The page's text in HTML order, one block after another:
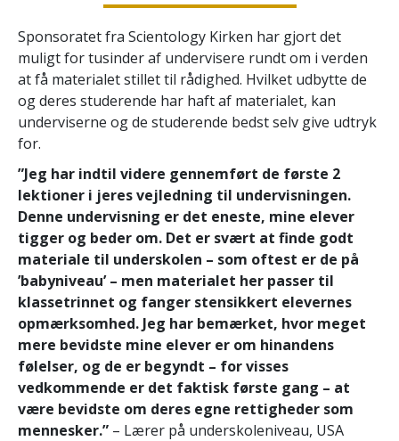
Sponsoratet fra Scientology Kirken har gjort det
muligt for tusinder af undervisere rundt om i verden
at få materialet stillet til rådighed. Hvilket udbytte de
og deres studerende har haft af materialet, kan
underviserne og de studerende bedst selv give udtryk
for.
”Jeg har indtil videre gennemført de første 2
lektioner i jeres vejledning til undervisningen.
Denne undervisning er det eneste, mine elever
tigger og beder om. Det er svært at finde godt
materiale til underskolen – som oftest er de på
’babyniveau’ – men materialet her passer til
klassetrinnet og fanger stensikkert elevernes
opmærksomhed. Jeg har bemærket, hvor meget
mere bevidste mine elever er om hinandens
følelser, og de er begyndt – for visses
vedkommende er det faktisk første gang – at
være bevidste om deres egne rettigheder som
mennesker.” – Lærer på underskoleniveau, USA